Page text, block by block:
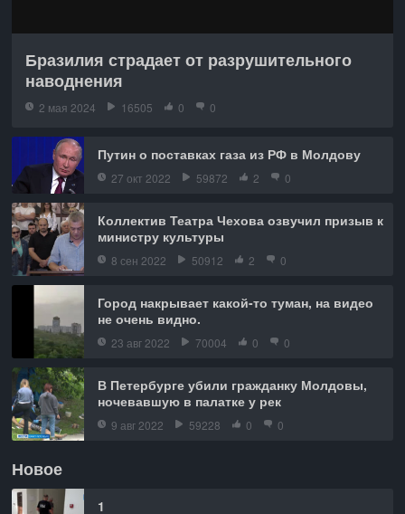
Бразилия страдает от разрушительного
наводнения
2 мая 2024 16505 0 0
Путин о поставках газа из РФ в Молдову
27 окт 2022 59872 2 0
Коллектив Театра Чехова озвучил призыв к
министру культуры
8 сен 2022 50912 2 0
Город накрывает какой-то туман, на видео
не очень видно.
23 авг 2022 70004 0 0
В Петербурге убили гражданку Молдовы,
ночевавшую в палатке у рек
9 авг 2022 59228 0 0
Новое
1